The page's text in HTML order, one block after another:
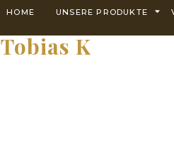
HOME UNSERE PRODUKTE
Tobias K